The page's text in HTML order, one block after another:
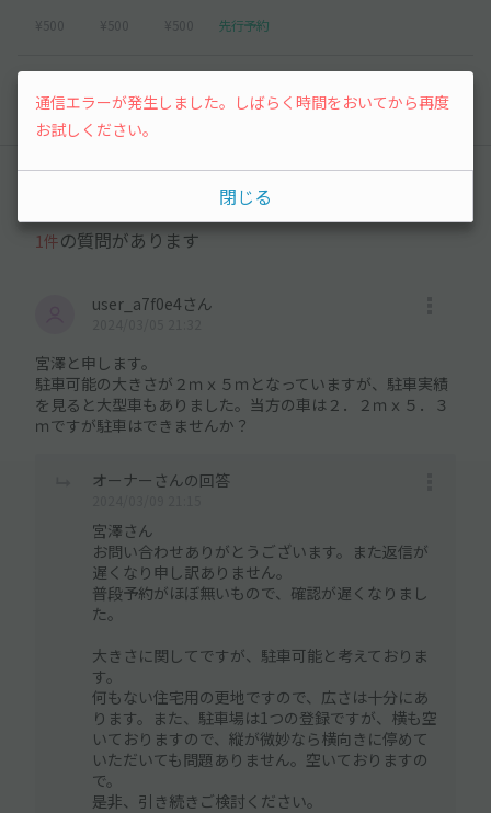
¥500 ¥500 ¥500 先行予約
以降の空き状況は毎日24:00に更新されます。
1件の質問があります
user_a7f0e4さん
宮澤と申します。
駐車可能の大きさが２ｍｘ５ｍとなっていますが、駐車実績
を見ると大型車もありました。当方の車は２．２ｍｘ５．３
ｍですが駐車はできませんか？
オーナーさんの回答
宮澤さん
お問い合わせありがとうございます。また返信が
遅くなり申し訳ありません。
普段予約がほぼ無いもので、確認が遅くなりまし
た。
大きさに関してですが、駐車可能と考えておりま
す。
何もない住宅用の更地ですので、広さは十分にあ
ります。また、駐車場は1つの登録ですが、横も空
いておりますので、縦が微妙なら横向きに停めて
いただいても問題ありません。空いておりますの
で。
是非、引き続きご検討ください。
通信エラーが発生しました。しばらく時間をおいてから再度
お試しください。
閉じる